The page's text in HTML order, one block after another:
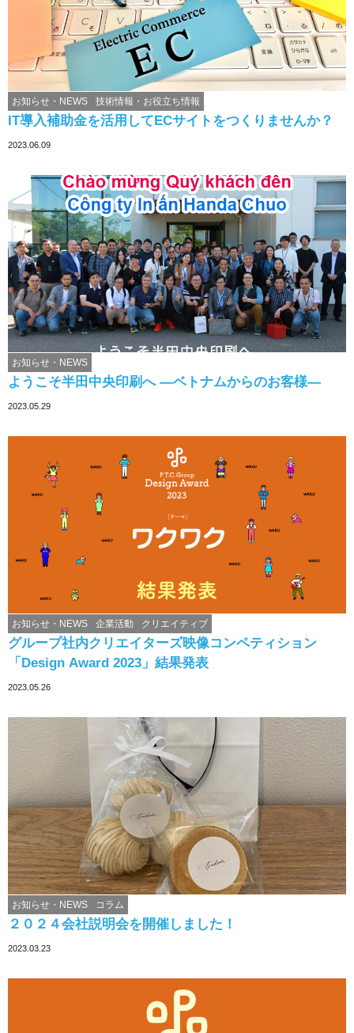
IT導入補助金を活用してECサイトをつくりませんか？
お知らせ・NEWS 技術情報・お役立ち情報
2023.06.09
ようこそ半田中央印刷へ ―ベトナムからのお客様―
お知らせ・NEWS
2023.05.29
グループ社内クリエイターズ映像コンペティション
「Design Award 2023」結果発表
お知らせ・NEWS 企業活動 クリエイティブ
2023.05.26
２０２４会社説明会を開催しました！
お知らせ・NEWS コラム
2023.03.23